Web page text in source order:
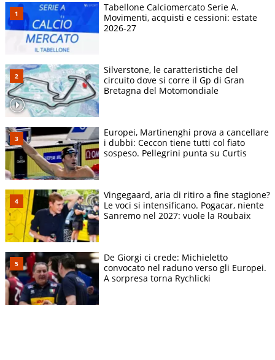
Tabellone Calciomercato Serie A.
Movimenti, acquisti e cessioni: estate
2026-27
Silverstone, le caratteristiche del
circuito dove si corre il Gp di Gran
Bretagna del Motomondiale
Europei, Martinenghi prova a cancellare
i dubbi: Ceccon tiene tutti col fiato
sospeso. Pellegrini punta su Curtis
Vingegaard, aria di ritiro a fine stagione?
Le voci si intensificano. Pogacar, niente
Sanremo nel 2027: vuole la Roubaix
De Giorgi ci crede: Michieletto
convocato nel raduno verso gli Europei.
A sorpresa torna Rychlicki